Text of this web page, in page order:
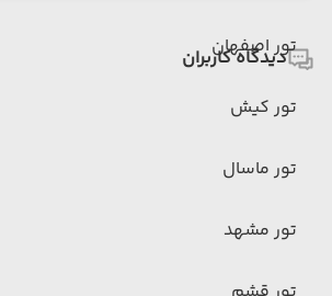
تور اصفهان
تور کیش
تور ماسال
تور مشهد
دیدگاه کاربران